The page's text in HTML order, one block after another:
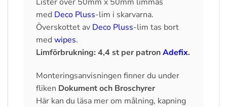
med Deco Pluss-lim i skarvarna.
Överskottet av Deco Pluss-lim tas bort
med wipes.
Limförbrukning: 4,4 st per patronAdefix.
Monteringsanvisningen finner du under
fliken Dokument och Broschyrer
Här kan du läsa mer om målning, kapning